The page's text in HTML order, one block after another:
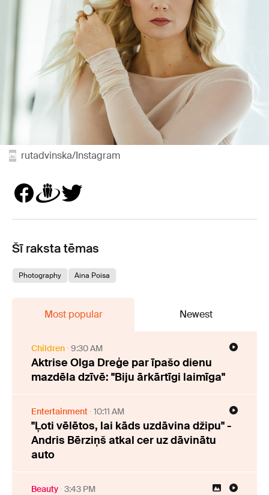
rutadvinska/Instagram
Šī raksta tēmas
Photography Aina Poisa
Most popular Newest
Children 9:30 AM
Aktrise Olga Dreģe par īpašo dienu
mazdēla dzīvē: "Biju ārkārtīgi laimīga"
Entertainment 10:11 AM
"Ļoti vēlētos, lai kāds uzdāvina džipu" -
Andris Bērziņš atkal cer uz dāvinātu
auto
Beauty 3:43 PM